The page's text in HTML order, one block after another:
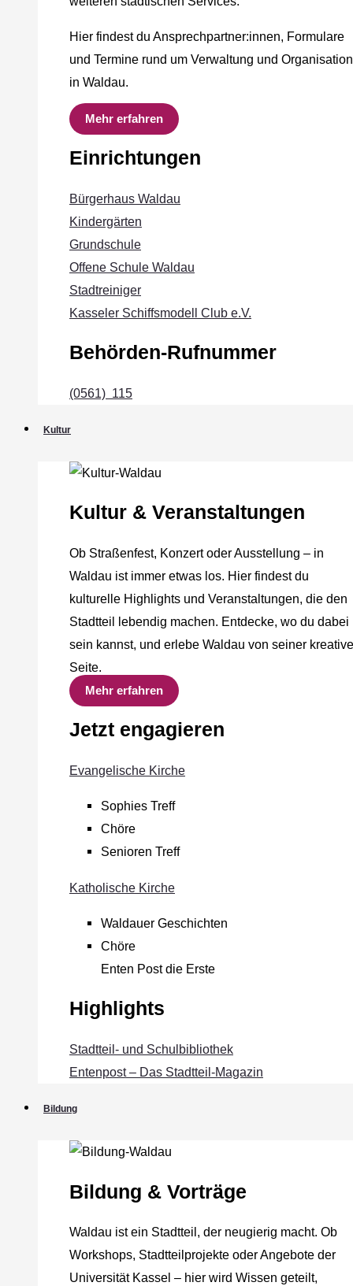
Hier findest du Ansprechpartner:innen, Formulare
und Termine rund um Verwaltung und Organisation
in Waldau.
Mehr erfahren
Einrichtungen
Bürgerhaus Waldau
Kindergärten
Grundschule
Offene Schule Waldau
Stadtreiniger
Kasseler Schiffsmodell Club e.V.
Behörden-Rufnummer
(0561) 115
Kultur
Kultur & Veranstaltungen
Ob Straßenfest, Konzert oder Ausstellung – in
Waldau ist immer etwas los. Hier findest du
kulturelle Highlights und Veranstaltungen, die den
Stadtteil lebendig machen. Entdecke, wo du dabei
sein kannst, und erlebe Waldau von seiner
Seite.
Mehr erfahren
Jetzt engagieren
Evangelische Kirche
Sophies Treff
Chöre
Senioren Treff
Katholische Kirche
Waldauer Geschichten
Chöre
Enten Post die Erste
Highlights
Stadtteil- und Schulbibliothek
Entenpost – Das Stadtteil-Magazin
Bildung
Bildung & Vorträge
Waldau ist ein Stadtteil, der neugierig macht. Ob
Workshops, Stadtteilprojekte oder Angebote der
Universität Kassel – hier wird Wissen geteilt,